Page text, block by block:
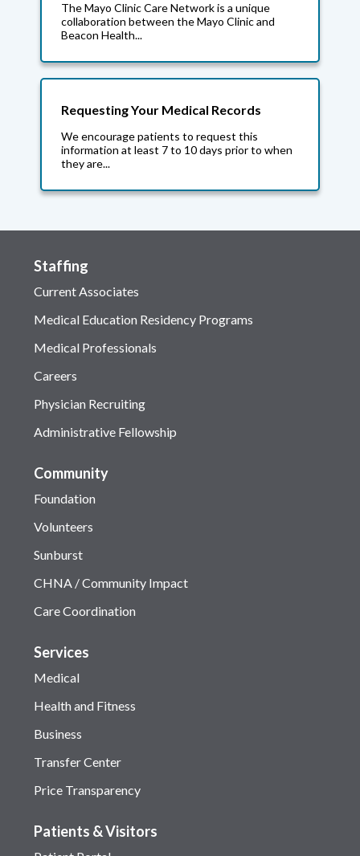
The Mayo Clinic Care Network is a unique
collaboration between the Mayo Clinic and
Beacon Health...
Requesting Your Medical Records
We encourage patients to request this
information at least 7 to 10 days prior to when
they are...
Staffing
Current Associates
Medical Education Residency Programs
Medical Professionals
Careers
Physician Recruiting
Administrative Fellowship
Community
Foundation
Volunteers
Sunburst
CHNA / Community Impact
Care Coordination
Services
Medical
Health and Fitness
Business
Transfer Center
Price Transparency
Patients & Visitors